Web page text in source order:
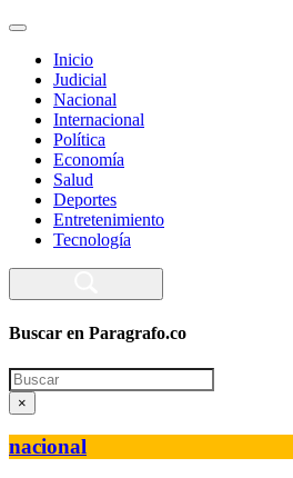
Inicio
Judicial
Nacional
Internacional
Política
Economía
Salud
Deportes
Entretenimiento
Tecnología
Buscar en Paragrafo.co
Search
×
nacional